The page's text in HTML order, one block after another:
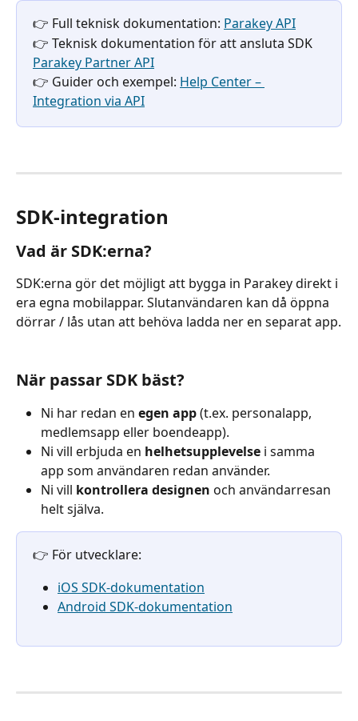
👉 Full teknisk dokumentation: Parakey API
👉 Teknisk dokumentation för att ansluta SDK
Parakey Partner API
👉 Guider och exempel: Help Center –
Integration via API
SDK-integration
Vad är SDK:erna?
SDK:erna gör det möjligt att bygga in Parakey direkt i
era egna mobilappar. Slutanvändaren kan då öppna
dörrar / lås utan att behöva ladda ner en separat app.
När passar SDK bäst?
Ni har redan en egen app (t.ex. personalapp,
medlemsapp eller boendeapp).
Ni vill erbjuda en helhetsupplevelse i samma
app som användaren redan använder.
Ni vill kontrollera designen och användarresan
helt själva.
👉 För utvecklare:
iOS SDK-dokumentation
Android SDK-dokumentation